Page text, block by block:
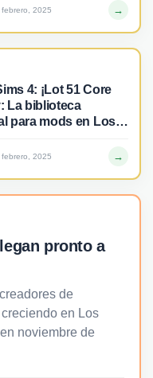
febrero, 2025 →
4: ¡Lot 51 Core
La biblioteca
para mods en Los
febrero, 2025 →
pronto a
de
en Los
noviembre de